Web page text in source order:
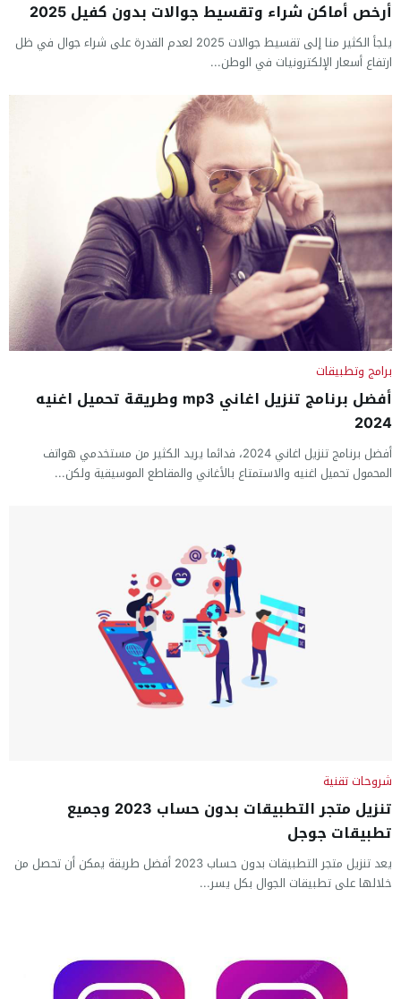
أرخص أماكن شراء وتقسيط جوالات بدون كفيل 2025
يلجأ الكثير منا إلى تقسيط جوالات 2025 لعدم القدرة على شراء جوال في ظل
ارتفاع أسعار الإلكترونيات في الوطن...
برامج وتطبيقات
أفضل برنامج تنزيل اغاني mp3 وطريقة تحميل اغنيه
2024
أفضل برنامج تنزيل اغاني 2024، فدائما يريد الكثير من مستخدمي هواتف
المحمول تحميل اغنيه والاستمتاع بالأغاني والمقاطع الموسيقية ولكن...
شروحات تقنية
تنزيل متجر التطبيقات بدون حساب 2023 وجميع
تطبيقات جوجل
يعد تنزيل متجر التطبيقات بدون حساب 2023 أفضل طريقة يمكن أن تحصل من
خلالها على تطبيقات الجوال بكل يسر...